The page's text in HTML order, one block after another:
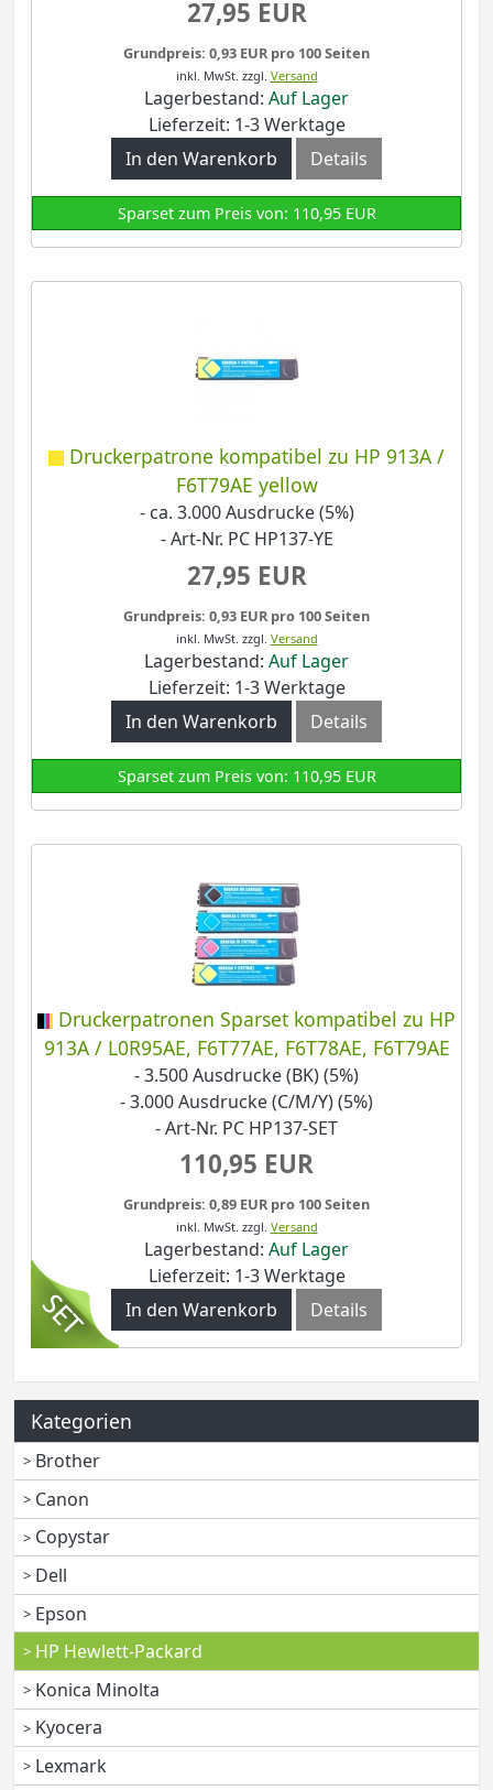
27,95 EUR
Grundpreis: 0,93 EUR pro 100 Seiten
inkl. MwSt. zzgl. Versand
Lagerbestand: Auf Lager
Lieferzeit: 1-3 Werktage
In den Warenkorb
Details
Sparset zum Preis von: 110,95 EUR
Druckerpatrone kompatibel zu HP 913A /
F6T79AE yellow
- ca. 3.000 Ausdrucke (5%)
- Art-Nr. PC HP137-YE
27,95 EUR
Grundpreis: 0,93 EUR pro 100 Seiten
inkl. MwSt. zzgl. Versand
Lagerbestand: Auf Lager
Lieferzeit: 1-3 Werktage
In den Warenkorb
Details
Sparset zum Preis von: 110,95 EUR
Druckerpatronen Sparset kompatibel zu HP
913A / L0R95AE, F6T77AE, F6T78AE, F6T79AE
- 3.500 Ausdrucke (BK) (5%)
- 3.000 Ausdrucke (C/M/Y) (5%)
- Art-Nr. PC HP137-SET
110,95 EUR
Grundpreis: 0,89 EUR pro 100 Seiten
inkl. MwSt. zzgl. Versand
Lagerbestand: Auf Lager
Lieferzeit: 1-3 Werktage
In den Warenkorb
Details
Kategorien
Brother
Canon
Copystar
Dell
Epson
HP Hewlett-Packard
Konica Minolta
Kyocera
Lexmark